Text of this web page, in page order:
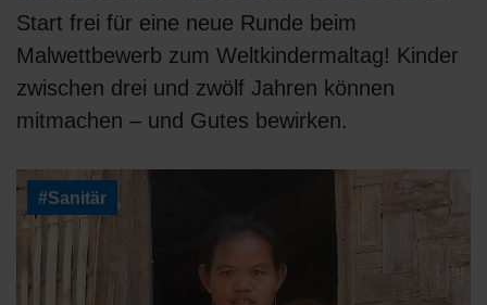
Start frei für eine neue Runde beim
Malwettbewerb zum Weltkindermaltag! Kinder
zwischen drei und zwölf Jahren können
mitmachen – und Gutes bewirken.
#Sanitär